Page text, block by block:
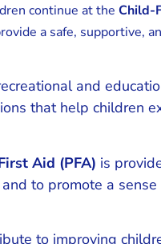
continue at the Child-
a safe, supportive,
and
that help children
Aid (PFA) is
to promote a
to improving